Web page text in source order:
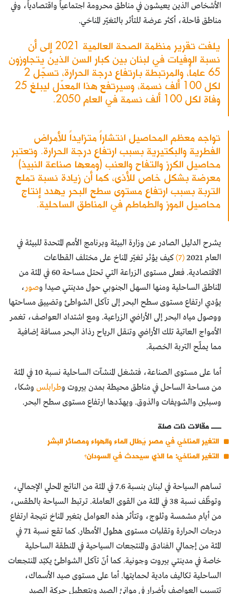
الأشخاص الذين يعيشون في مناطق محرومة اجتماعياً واقتصادياً، وفي
مناطق قاحلة، أكثر عرضة للتأثر بالتغيّر المناخي.
يلفت تقرير منظمة الصحة العالمية 2021 إلى أن
نسبة الوفيات في لبنان بين كبار السن الذين يتجاوزون
65 عاماً، والمرتبطة بارتفاع درجة الحرارة، تسجّل 2
لكل 100 ألف نسمة، وسيرتفع هذا المعدّل ليبلغ 25
وفاة لكل 100 ألف نسمة في العام 2050.
تواجه معظم المحاصيل انتشاراً متزايداً للأمراض
الفطرية والبكتيرية بسبب ارتفاع درجة الحرارة. وتعتبر
محاصيل الكرز والتفاح والعنب (ومعها صناعة النبيذ)
معرضة بشكل خاص للأذى، كما أن زيادة نسبة تملح
التربة بسبب ارتفاع مستوى سطح البحر يهدد إنتاج
محاصيل الموز والطماطم في المناطق الساحلية.
يشرح الدليل الصادر عن وزارة البيئة وبرنامج الأمم المتحدة للبيئة في
العام 2021
(7)
كيف يؤثر تغيّر المناخ على مختلف القطاعات
الاقتصادية. فعلى مستوى الزراعة التي تحتل مساحة 60 في المئة من
المناطق الساحلية ومنها السهل الجنوبي حول مدينتي صيدا وصور،
يؤدي ارتفاع مستوى سطح البحر إلى تآكل الشواطئ وتضييق مساحتها
ووصول مياه البحر إلى الأراضي الزراعية. ومع اشتداد العواصف، تغمر
الأمواج العاتية تلك الأراضي وتنقل الرياح رذاذ البحر مسافة إضافية
مما يملّح التربة الخصبة.
أما على مستوى الصناعة، فتشغل المنشآت الساحلية نسبة 10 في المئة
من مساحة الساحل في مناطق محيطة بمدن بيروت وطرابلس وشكا،
وسبلين والشويفات والذوق. ويهدّدها ارتفاع مستوى سطح البحر.
مقالات ذات صلة
التغير المناخي في مصر يَطال الماء والهواء ومصائر البشر
التغير المناخي: ما الذي سيحدث في السودان؟
تساهم السياحة في لبنان بنسبة 7.6 في المئة من الناتج المحلي الإجمالي،
وتوظّف نسبة 38 في المئة من القوى العاملة. ترتبط السياحة بالطقس،
من أيام مشمسة وثلوج، وتتأثر هذه العوامل بتغير المناخ نتيجة ارتفاع
درجات الحرارة وتقلبات مستوى هطول الأمطار. كما تقع نسبة 71 في
المئة من إجمالي الفنادق والمنتجعات السياحية في المنطقة الساحلية
خاصة في مدينتي بيروت وجونية. كما أنّ تآكل الشواطئ يكبّد المنتجعات
الساحلية تكاليف مادية لحمايتها. أما على مستوى صيد الأسماك،
تتسبب العواصف بأضرار في موانئ الصيد وبتعطيل حركة الصيد